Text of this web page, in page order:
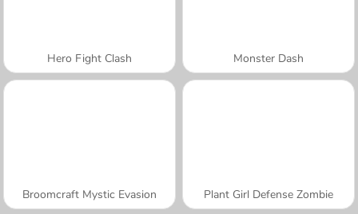
Hero Fight Clash Monster Dash
Broomcraft Mystic Evasion Plant Girl Defense Zombie